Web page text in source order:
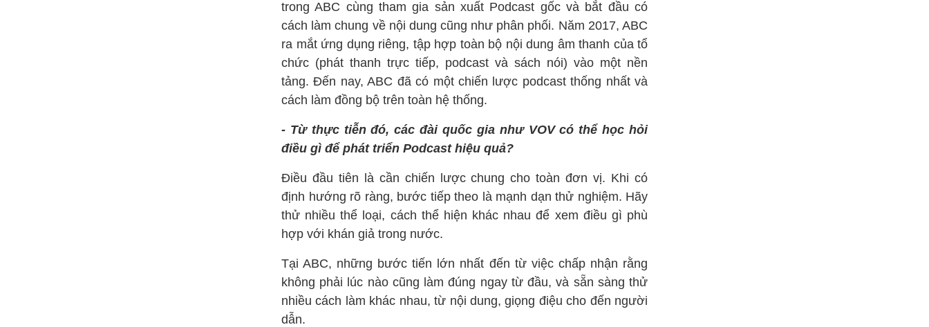
trong ABC cùng tham gia sản xuất Podcast gốc và bắt đầu có
cách làm chung về nội dung cũng như phân phối. Năm 2017, ABC
ra mắt ứng dụng riêng, tập hợp toàn bộ nội dung âm thanh của tổ
chức (phát thanh trực tiếp, podcast và sách nói) vào một nền
tảng. Đến nay, ABC đã có một chiến lược podcast thống nhất và
cách làm đồng bộ trên toàn hệ thống.
- Từ thực tiễn đó, các đài quốc gia như VOV có thể học hỏi
điều gì để phát triển Podcast hiệu quả?
Điều đầu tiên là cần chiến lược chung cho toàn đơn vị. Khi có
định hướng rõ ràng, bước tiếp theo là mạnh dạn thử nghiệm. Hãy
thử nhiều thể loại, cách thể hiện khác nhau để xem điều gì phù
hợp với khán giả trong nước.
Tại ABC, những bước tiến lớn nhất đến từ việc chấp nhận rằng
không phải lúc nào cũng làm đúng ngay từ đầu, và sẵn sàng thử
nhiều cách làm khác nhau, từ nội dung, giọng điệu cho đến người
dẫn.